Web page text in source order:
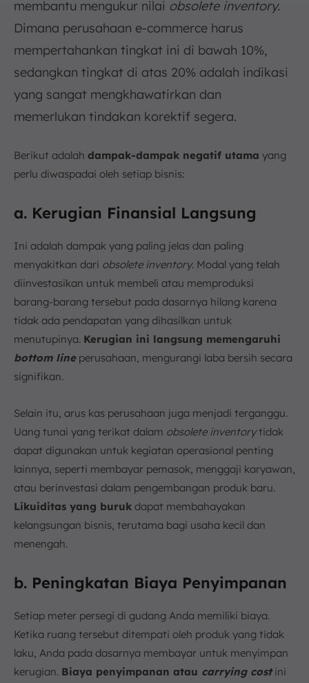
membantu mengukur nilai obsolete inventory.
Dimana perusahaan e-commerce harus
mempertahankan tingkat ini di bawah 10%,
sedangkan tingkat di atas 20% adalah indikasi
yang sangat mengkhawatirkan dan
memerlukan tindakan korektif segera.
Berikut adalah dampak-dampak negatif utama yang
perlu diwaspadai oleh setiap bisnis:
a. Kerugian Finansial Langsung
Ini adalah dampak yang paling jelas dan paling
menyakitkan dari obsolete inventory. Modal yang telah
diinvestasikan untuk membeli atau memproduksi
barang-barang tersebut pada dasarnya hilang karena
tidak ada pendapatan yang dihasilkan untuk
menutupinya. Kerugian ini langsung memengaruhi
bottom lineperusahaan, mengurangi laba bersih secara
signifikan.
Selain itu, arus kas perusahaan juga menjadi terganggu.
Uang tunai yang terikat dalam obsolete inventorytidak
dapat digunakan untuk kegiatan operasional penting
lainnya, seperti membayar pemasok, menggaji karyawan,
atau berinvestasi dalam pengembangan produk baru.
Likuiditas yang buruk dapat membahayakan
kelangsungan bisnis, terutama bagi usaha kecil dan
menengah.
b. Peningkatan Biaya Penyimpanan
Setiap meter persegi di gudang Anda memiliki biaya.
Ketika ruang tersebut ditempati oleh produk yang tidak
laku, Anda pada dasarnya membayar untuk menyimpan
kerugian. Biaya penyimpanan atau carrying costini